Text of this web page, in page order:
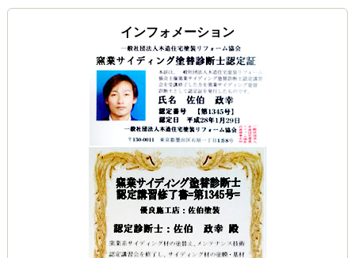
インフォメーション